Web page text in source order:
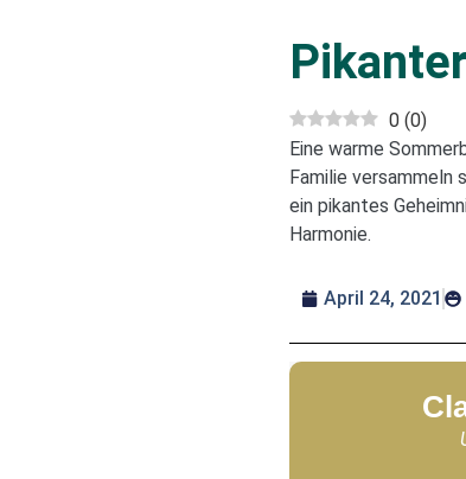
0 (0)
Eine warme
Familie
ein pikantes
Harmonie.
April 24, 2021